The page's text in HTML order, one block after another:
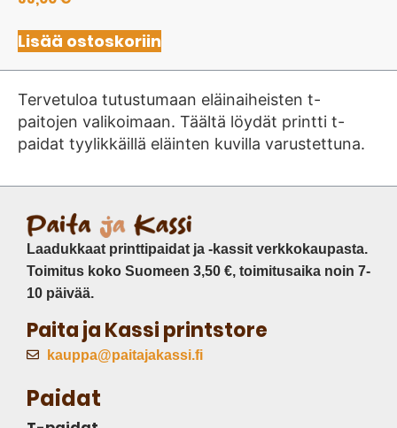
Lisää ostoskoriin
Tervetuloa tutustumaan eläinaiheisten t-
paitojen valikoimaan. Täältä löydät printti t-
paidat tyylikkäillä eläinten kuvilla varustettuna.
Laadukkaat printtipaidat ja -kassit verkkokaupasta.
Toimitus koko Suomeen 3,50 €, toimitusaika noin 7-
10 päivää.
Paita ja Kassi printstore
kauppa@paitajakassi.fi
Paidat